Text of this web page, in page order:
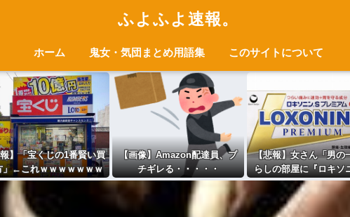
ふよふよ速報。
ホーム 鬼女・気団まとめ用語集 このサイトについて
】「宝くじの1番賢い買
」←これｗｗｗｗｗｗｗ
ｗｗｗ
【画像】Amazon配達員、ブ
チギレる・・・・・
【悲報】女さん「男の
らしの部屋に『ロキソ
が置いてあったら浮気
す」